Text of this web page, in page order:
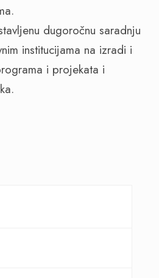
dugoročnu saradnju
institucijama na izradi i
i projekata i